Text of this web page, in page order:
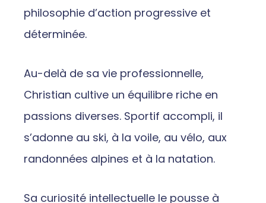
philosophie d’action progressive et
déterminée.
Au-delà de sa vie professionnelle,
Christian cultive un équilibre riche en
passions diverses. Sportif accompli, il
s’adonne au ski, à la voile, au vélo, aux
randonnées alpines et à la natation.
Sa curiosité intellectuelle le pousse à